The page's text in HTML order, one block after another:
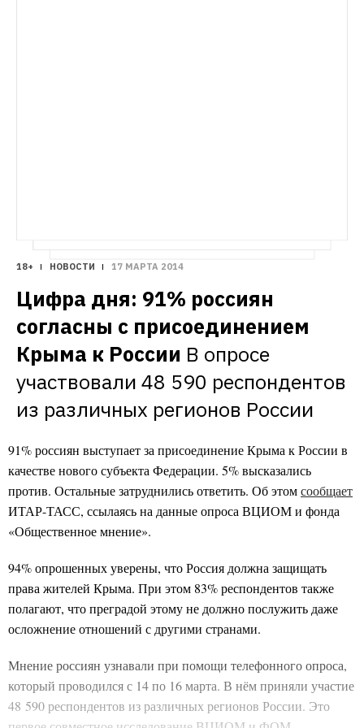
18+ НОВОСТИ 17 МАРТА 2014
Цифра дня: 91% россиян
согласны с присоединением
Крыма к России В опросе
участвовали 48 590 респондентов
из различных регионов России
91% россиян выступает за присоединение Крыма к России в
качестве нового субъекта Федерации. 5% высказались
против. Остальные затруднились ответить. Об этомсообщает
ИТАР-ТАСС, ссылаясь на данные опроса ВЦИОМ и фонда
«Общественное мнение».
94% опрошенных уверены, что Россия должна защищать
права жителей Крыма. При этом 83% респондентов также
полагают, что преградой этому не должно послужить даже
осложнение отношений с другими странами.
Мнение россиян узнавали при помощи телефонного опроса,
который проводился с 14 по 16 марта. В нём приняли участие
48 590 респондентов из различных регионов России. Это